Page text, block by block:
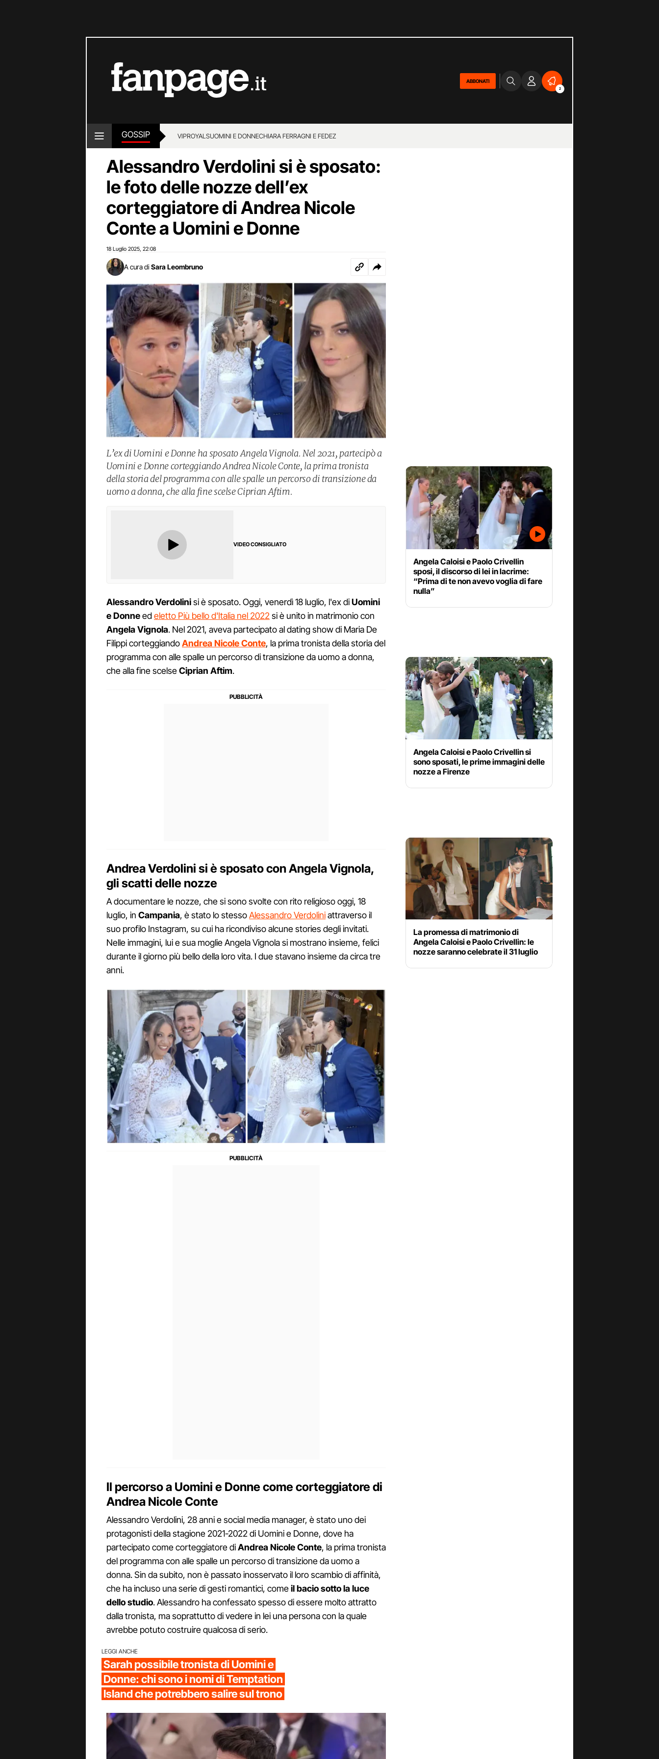
ABBONATI
2
GOSSIP VIPROYALSUOMINI E DONNECHIARA FERRAGNI E FEDEZ
Alessandro Verdolini si è sposato:
le foto delle nozze dell’ex
corteggiatore di Andrea Nicole
Conte a Uomini e Donne
18 Luglio 2025 22:08
A cura di Sara Leombruno
L’ex di Uomini e Donne ha sposato Angela Vignola. Nel 2021, partecipò a
Uomini e Donne corteggiando Andrea Nicole Conte, la prima tronista
della storia del programma con alle spalle un percorso di transizione da
uomo a donna, che alla fine scelse Ciprian Aftim.
VIDEO CONSIGLIATO
Alessandro Verdolinisi è sposato. Oggi, venerdì 18 luglio, l'ex diUomini
e Donneedeletto Più bello d'Italia nel 2022si è unito in matrimonio con
Angela Vignola. Nel 2021, aveva partecipato al dating show di Maria De
Filippi corteggiandoAndrea Nicole Conte, la prima tronista della storia del
programma con alle spalle un percorso di transizione da uomo a donna,
che alla fine scelseCiprian Aftim.
Andrea Verdolini si è sposato con Angela Vignola,
gli scatti delle nozze
A documentare le nozze, che si sono svolte con rito religioso oggi, 18
luglio, in Campania, è stato lo stessoAlessandro Verdoliniattraverso il
suo profilo Instagram, su cui ha ricondiviso alcune stories degli invitati.
Nelle immagini, lui e sua moglie Angela Vignola si mostrano insieme, felici
durante il giorno più bello della loro vita. I due stavano insieme da circa tre
anni.
Il percorso a Uomini e Donne come corteggiatore di
Andrea Nicole Conte
Alessandro Verdolini, 28 anni e social media manager, è stato uno dei
protagonisti della stagione 2021-2022 di Uomini e Donne, dove ha
partecipato come corteggiatore diAndrea Nicole Conte, la prima tronista
del programma con alle spalle un percorso di transizione da uomo a
donna. Sin da subito, non è passato inosservato il loro scambio di affinità,
che ha incluso una serie di gesti romantici, comeil bacio sotto la luce
dello studio. Alessandro ha confessato spesso di essere molto attratto
dalla tronista, ma soprattutto di vedere in lei una persona con la quale
avrebbe potuto costruire qualcosa di serio.
LEGGI ANCHE
Sarah possibile tronista di Uomini e
Donne: chi sono i nomi di Temptation
Island che potrebbero salire sul trono
Angela Caloisi e Paolo Crivellin
sposi, il discorso di lei in lacrime:
“Prima di te non avevo voglia di fare
nulla”
Angela Caloisi e Paolo Crivellin si
sono sposati, le prime immagini delle
nozze a Firenze
La promessa di matrimonio di
Angela Caloisi e Paolo Crivellin: le
nozze saranno celebrate il 31 luglio